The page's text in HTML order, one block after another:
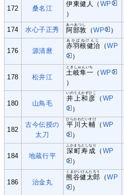
172 桑名江
伊東健人 （ WP
）
174 水心子正秀 阿部敦
あべあつし
（WP ）
176 源清麿
赤羽根健治
あかばねけんじ
（WP
）
178 松井江
土岐隼一
ときしゅんいち
（ WP
）
180 山鳥毛
井上和彦
いのうえかずひこ
（ WP
）
182
古今伝授の
太刀
平川大輔
ひらかわだいすけ
（ WP
）
184 地蔵行平
深町寿成
ふかまちとしなり
（ WP
）
186 治金丸
熊谷健太郎
くまがいけんたろう
（WP
）